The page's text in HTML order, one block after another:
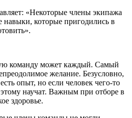
«Некоторые члены экипажа
навыки, которые пригодились в
команду может каждый. Самый
желание. Безусловно,
опыт, но если человек чего-то
этому научат. Важным при отборе в
здоровье.